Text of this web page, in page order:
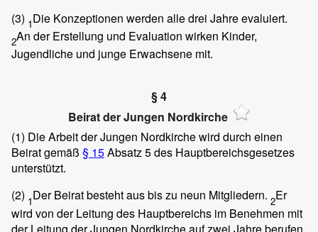
(3) 1Die Konzeptionen werden alle drei Jahre evaluiert.
2An der Erstellung und Evaluation wirken Kinder,
Jugendliche und junge Erwachsene mit.
§ 4
Beirat der Jungen Nordkirche
(1) Die Arbeit der Jungen Nordkirche wird durch einen
Beirat gemäß § 15Absatz 5 des Hauptbereichsgesetzes
unterstützt.
(2) 1Der Beirat besteht aus bis zu neun Mitgliedern. 2Er
wird von der Leitung des Hauptbereichs im Benehmen mit
der Leitung der Jungen Nordkirche auf zwei Jahre berufen,